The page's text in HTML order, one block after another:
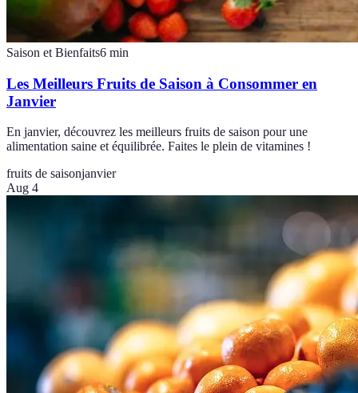
Saison et Bienfaits6 min
Les Meilleurs Fruits de Saison à Consommer en
Janvier
En janvier, découvrez les meilleurs fruits de saison pour une
alimentation saine et équilibrée. Faites le plein de vitamines !
fruits de saisonjanvier
Aug 4